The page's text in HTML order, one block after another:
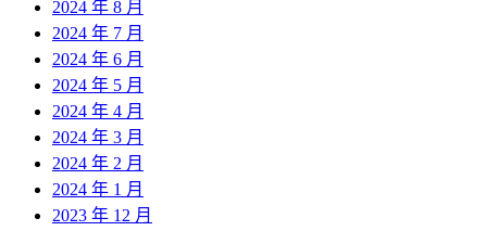
2024 年 8 月
2024 年 7 月
2024 年 6 月
2024 年 5 月
2024 年 4 月
2024 年 3 月
2024 年 2 月
2024 年 1 月
2023 年 12 月